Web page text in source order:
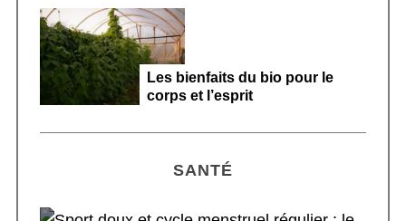
Les bienfaits du bio pour le
corps et l’esprit
SANTÉ